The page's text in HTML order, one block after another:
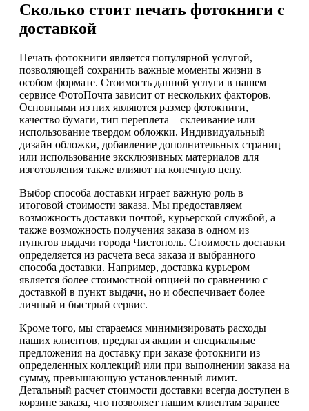
Сколько стоит печать фотокниги с
доставкой
Печать фотокниги является популярной услугой,
позволяющей сохранить важные моменты жизни в
особом формате. Стоимость данной услуги в нашем
сервисе ФотоПочта зависит от нескольких факторов.
Основными из них являются размер фотокниги,
качество бумаги, тип переплета – склеивание или
использование твердом обложки. Индивидуальный
дизайн обложки, добавление дополнительных страниц
или использование эксклюзивных материалов для
изготовления также влияют на конечную цену.
Выбор способа доставки играет важную роль в
итоговой стоимости заказа. Мы предоставляем
возможность доставки почтой, курьерской службой, а
также возможность получения заказа в одном из
пунктов выдачи города Чистополь. Стоимость доставки
определяется из расчета веса заказа и выбранного
способа доставки. Например, доставка курьером
является более стоимостной опцией по сравнению с
доставкой в пункт выдачи, но и обеспечивает более
личный и быстрый сервис.
Кроме того, мы стараемся минимизировать расходы
наших клиентов, предлагая акции и специальные
предложения на доставку при заказе фотокниги из
определенных коллекций или при выполнении заказа на
сумму, превышающую установленный лимит.
Детальный расчет стоимости доставки всегда доступен в
корзине заказа, что позволяет нашим клиентам заранее